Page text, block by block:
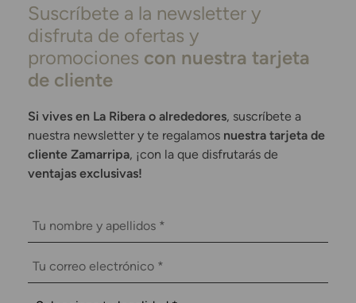
Suscríbete a la newsletter y
disfruta de ofertas y
promociones con nuestra tarjeta
de cliente
Si vives en La Ribera o alrededores, suscríbete a
nuestra newsletter y te regalamos nuestra tarjeta de
cliente Zamarripa, ¡con la que disfrutarás de
ventajas exclusivas!